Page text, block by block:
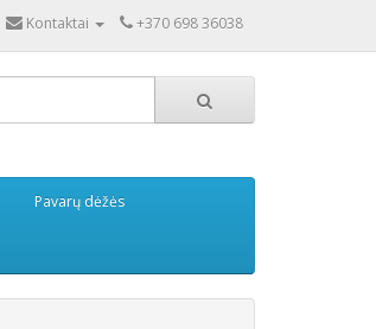
Kontaktai +370 698 36038
Pavarų dėžės